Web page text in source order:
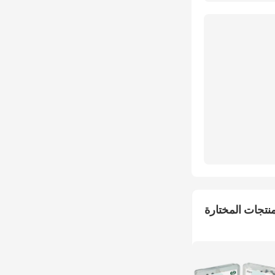
المختارة